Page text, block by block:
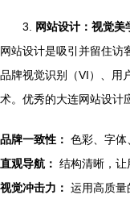
3.
网站设计：视觉
网站设计是吸引并留住访
品牌视觉识别（VI）、用
术。优秀的大连网站设计
品牌一致性： 色彩、字体
直观导航： 结构清晰，让
视觉冲击力： 运用高质量